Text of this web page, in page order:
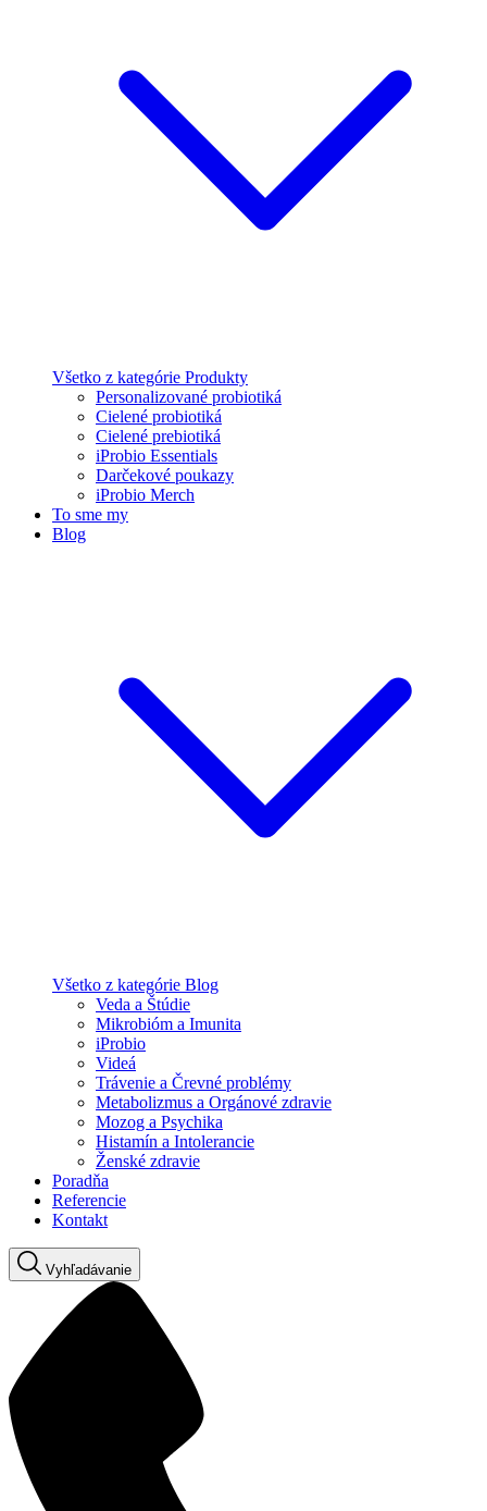
Všetko z kategórie Produkty
Personalizované probiotiká
Cielené probiotiká
Cielené prebiotiká
iProbio Essentials
Darčekové poukazy
iProbio Merch
To sme my
Blog
Všetko z kategórie Blog
Veda a Štúdie
Mikrobióm a Imunita
iProbio
Videá
Trávenie a Črevné problémy
Metabolizmus a Orgánové zdravie
Mozog a Psychika
Histamín a Intolerancie
Ženské zdravie
Poradňa
Referencie
Kontakt
Vyhľadávanie